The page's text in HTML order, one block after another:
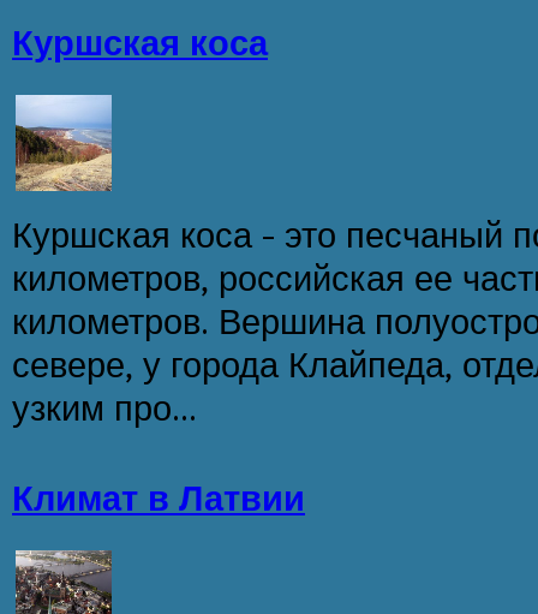
Куршская коса
Куршская коса - это песчаный
километров, российская ее
километров. Вершина
севере, у города Клайпеда,
узким про...
Климат в Латвии